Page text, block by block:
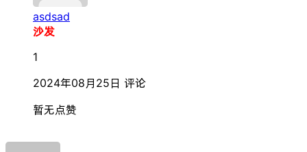
asdsad
沙发
1
2024年08月25日 评论
暂无点赞